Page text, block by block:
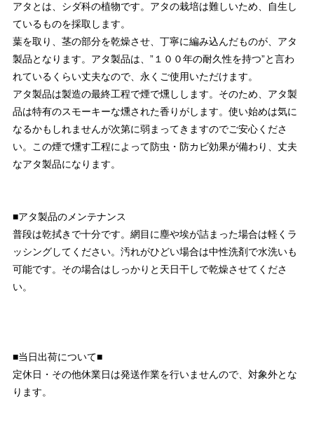
アタとは、シダ科の植物です。アタの栽培は難しいため、自生し
ているものを採取します。
葉を取り、茎の部分を乾燥させ、丁寧に編み込んだものが、アタ
製品となります。アタ製品は、”１００年の耐久性を持つ”と言わ
れているくらい丈夫なので、永くご使用いただけます。
アタ製品は製造の最終工程で煙で燻しします。そのため、アタ製
品は特有のスモーキーな燻された香りがします。使い始めは気に
なるかもしれませんが次第に弱まってきますのでご安心くださ
い。この煙で燻す工程によって防虫・防カビ効果が備わり、丈夫
なアタ製品になります。
■アタ製品のメンテナンス
普段は乾拭きで十分です。網目に塵や埃が詰まった場合は軽くラ
ッシングしてください。汚れがひどい場合は中性洗剤で水洗いも
可能です。その場合はしっかりと天日干しで乾燥させてくださ
い。
■当日出荷について■
定休日・その他休業日は発送作業を行いませんので、対象外とな
ります。